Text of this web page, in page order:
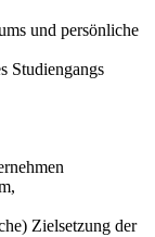
und persönliche
Studiengangs
Zielsetzung der